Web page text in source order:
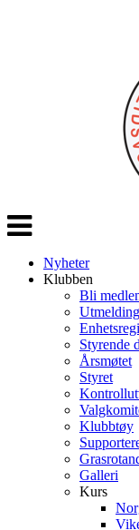
Veksle
navigasjon
Nyheter
Klubben
Bli
Utmelding
Styrende
Årsmøtet
Styret
Klubbtøy
Galleri
Kurs